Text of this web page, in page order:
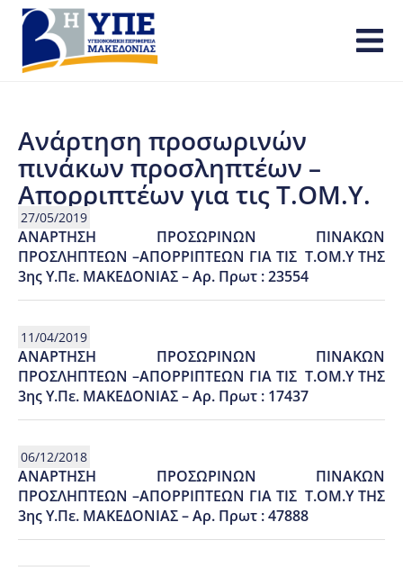
Ανάρτηση προσωρινών
πινάκων προσληπτέων –
Απορριπτέων για τις Τ.ΟΜ.Υ.
27/05/2019
ΑΝΑΡΤΗΣΗ ΠΡΟΣΩΡΙΝΩΝ ΠΙΝΑΚΩΝ
ΠΡΟΣΛΗΠΤΕΩΝ –ΑΠΟΡΡΙΠΤΕΩΝ ΓΙΑ ΤΙΣ Τ.ΟΜ.Υ ΤΗΣ
3ης Υ.Πε. ΜΑΚΕΔΟΝΙΑΣ – Αρ. Πρωτ : 23554
11/04/2019
ΑΝΑΡΤΗΣΗ ΠΡΟΣΩΡΙΝΩΝ ΠΙΝΑΚΩΝ
ΠΡΟΣΛΗΠΤΕΩΝ –ΑΠΟΡΡΙΠΤΕΩΝ ΓΙΑ ΤΙΣ Τ.ΟΜ.Υ ΤΗΣ
3ης Υ.Πε. ΜΑΚΕΔΟΝΙΑΣ – Αρ. Πρωτ : 17437
06/12/2018
ΑΝΑΡΤΗΣΗ ΠΡΟΣΩΡΙΝΩΝ ΠΙΝΑΚΩΝ
ΠΡΟΣΛΗΠΤΕΩΝ –ΑΠΟΡΡΙΠΤΕΩΝ ΓΙΑ ΤΙΣ Τ.ΟΜ.Υ ΤΗΣ
3ης Υ.Πε. ΜΑΚΕΔΟΝΙΑΣ – Αρ. Πρωτ : 47888